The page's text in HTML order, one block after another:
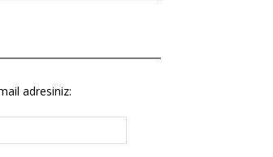
adresiniz: